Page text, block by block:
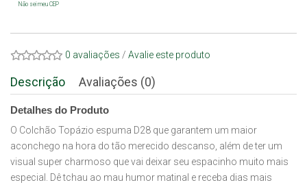
Não sei meu CEP
0 avaliações / Avalie este produto
Descrição Avaliações (0)
Detalhes do Produto
O Colchão Topázio espuma D28 que garantem um maior
aconchego na hora do tão merecido descanso, além de ter um
visual super charmoso que vai deixar seu espacinho muito mais
especial. Dê tchau ao mau humor matinal e receba dias mais